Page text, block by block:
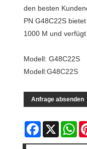
den besten
PN G48C22S
1000 M und
Modell: G48C22S
Modell:G48C22S
Anfrage absenden
Facebook
X